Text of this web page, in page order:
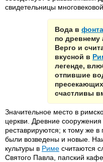
свидетельницы
Вода в
по древнему
Верго и
вкусной в
легенде,
отпившие
счастливы
Значительное место в
церкви. Древние
реставрируются; к тому же
были возведены и новые.
культуры в Риме считаются
Святого Павла, папский